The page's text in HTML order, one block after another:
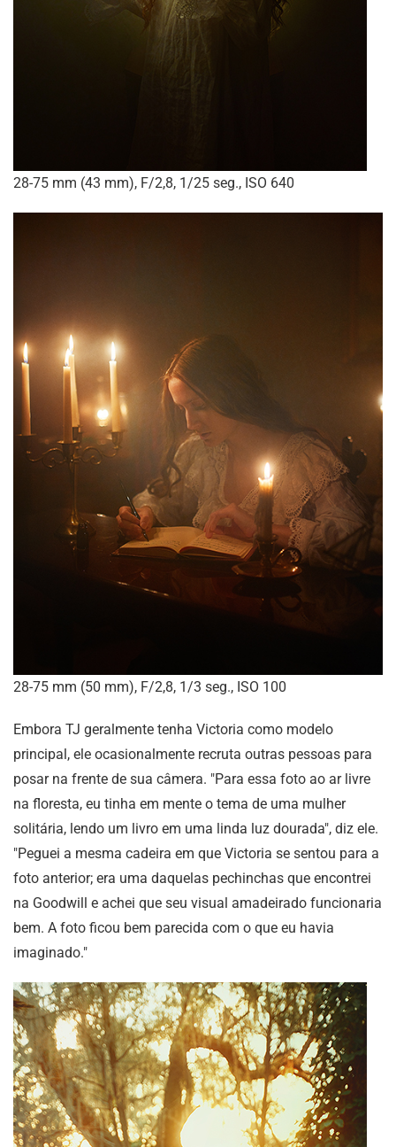
28-75 mm (43 mm), F/2,8, 1/25 seg., ISO 640
28-75 mm (50 mm), F/2,8, 1/3 seg., ISO 100
Embora TJ geralmente tenha Victoria como modelo
principal, ele ocasionalmente recruta outras pessoas para
posar na frente de sua câmera. "Para essa foto ao ar livre
na floresta, eu tinha em mente o tema de uma mulher
solitária, lendo um livro em uma linda luz dourada", diz ele.
"Peguei a mesma cadeira em que Victoria se sentou para a
foto anterior; era uma daquelas pechinchas que encontrei
na Goodwill e achei que seu visual amadeirado funcionaria
bem. A foto ficou bem parecida com o que eu havia
imaginado."